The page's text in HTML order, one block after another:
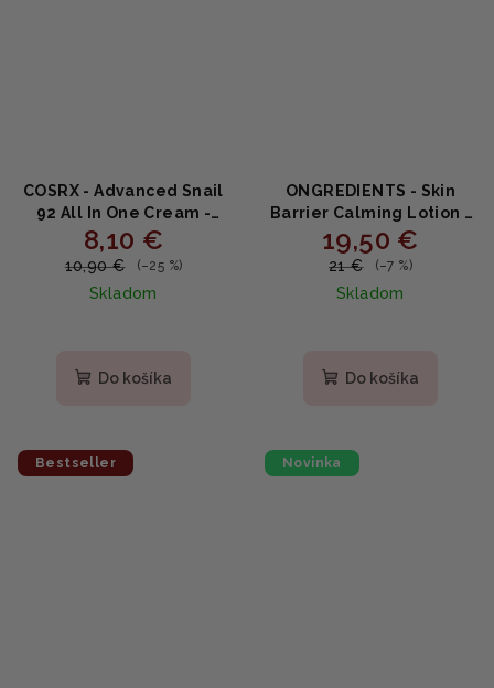
COSRX - Advanced Snail
92 All In One Cream -
Slimačí hydratačný krém
50ml TUBA
8,10 €
10,90 € (–25 %)
Skladom
produktu
Do košíka
ONGREDIENTS - Skin
Barrier Calming Lotion -
Upokojujúce pleťové
mlieko na obnovu kožnej
peptidmi 150ml
19,50 €
21 € (–7 %)
Skladom
Do košíka
Bestseller Novinka